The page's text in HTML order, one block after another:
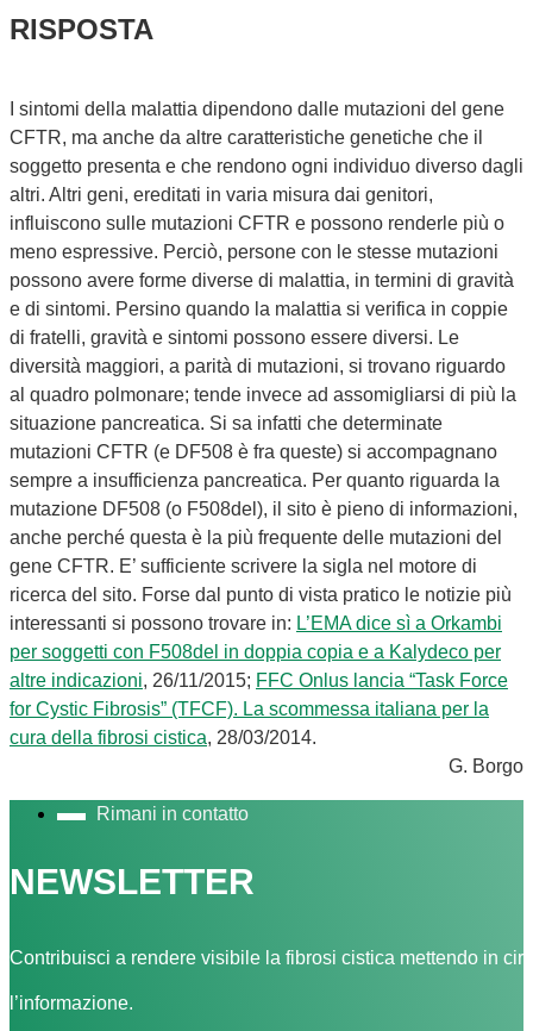
RISPOSTA
I sintomi della malattia dipendono dalle mutazioni del gene
CFTR, ma anche da altre caratteristiche genetiche che il
soggetto presenta e che rendono ogni individuo diverso dagli
altri. Altri geni, ereditati in varia misura dai genitori,
influiscono sulle mutazioni CFTR e possono renderle più o
meno espressive. Perciò, persone con le stesse mutazioni
possono avere forme diverse di malattia, in termini di gravità
e di sintomi. Persino quando la malattia si verifica in coppie
di fratelli, gravità e sintomi possono essere diversi. Le
diversità maggiori, a parità di mutazioni, si trovano riguardo
al quadro polmonare; tende invece ad assomigliarsi di più la
situazione pancreatica. Si sa infatti che determinate
mutazioni CFTR (e DF508 è fra queste) si accompagnano
sempre a insufficienza pancreatica. Per quanto riguarda la
mutazione DF508 (o F508del), il sito è pieno di informazioni,
anche perché questa è la più frequente delle mutazioni del
gene CFTR. E’ sufficiente scrivere la sigla nel motore di
ricerca del sito. Forse dal punto di vista pratico le notizie più
interessanti si possono trovare in: L’EMA dice sì a Orkambi
per soggetti con F508del in doppia copia e a Kalydeco per
altre indicazioni, 26/11/2015; FFC Onlus lancia “Task Force
for Cystic Fibrosis” (TFCF). La scommessa italiana per la
cura della fibrosi cistica, 28/03/2014.
G. Borgo
Rimani in contatto
NEWSLETTER
Contribuisci a rendere visibile la fibrosi cistica mettendo in
l’informazione.